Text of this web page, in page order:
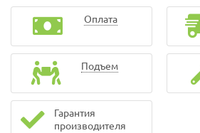
Оплата
Подъем
Гарантия
производителя